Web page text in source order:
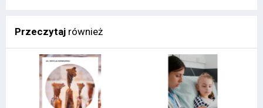
Przeczytaj również